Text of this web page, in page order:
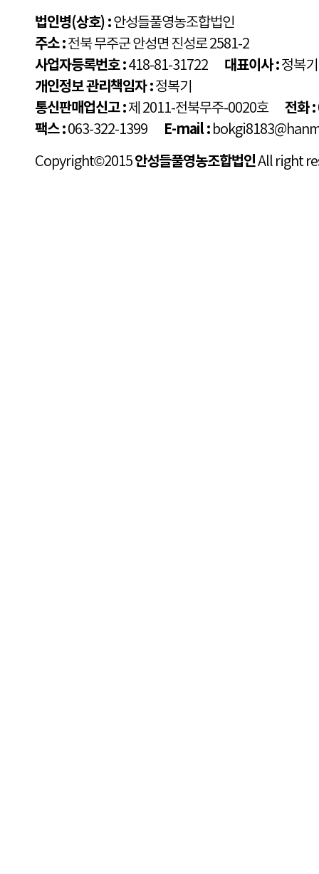
법인병(상호) :안성들풀영농조합법인
주소 :전북 무주군 안성면 진성로 2581-2
사업자등록번호 :418-81-31722 대표이사 :정복기
개인정보 관리책임자 :정복기
통신판매업신고 :제 2011-전북무주-0020호 전화 :
팩스 :063-322-1399 E-mail :
Copyright©2015안성들풀영농조합법인All right